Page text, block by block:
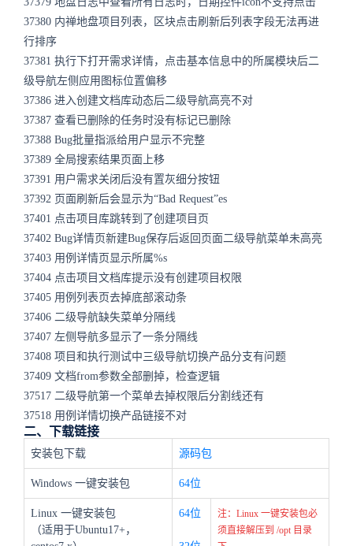
37380 内禅地盘项目列表，区块点击刷新后列表字段无法再进
行排序
37381 执行下打开需求详情，点击基本信息中的所属模块后二
级导航左侧应用图标位置偏移
37386 进入创建文档库动态后二级导航高亮不对
37387 查看已删除的任务时没有标记已删除
37388 Bug批量指派给用户显示不完整
37389 全局搜索结果页面上移
37391 用户需求关闭后没有置灰细分按钮
37392 页面刷新后会显示为“Bad Request”es
37401 点击项目库跳转到了创建项目页
37402 Bug详情页新建Bug保存后返回页面二级导航菜单未高亮
37403 用例详情页显示所属%s
37404 点击项目文档库提示没有创建项目权限
37405 用例列表页去掉底部滚动条
37406 二级导航缺失菜单分隔线
37407 左侧导航多显示了一条分隔线
37408 项目和执行测试中三级导航切换产品分支有问题
37409 文档from参数全部删掉，检查逻辑
37517 二级导航第一个菜单去掉权限后分割线还有
37518 用例详情切换产品链接不对
二、下载链接
安装包下载 源码包
Windows 一键安装包 64位
Linux 一键安装包
（适用于Ubuntu17+，
64位
注：Linux 一键安装包必
须直接解压到 /opt 目录